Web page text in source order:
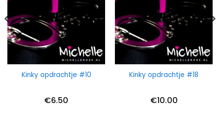
Kinky opdrachtje #10
€6.50
Kinky opdrachtje #18
€10.00